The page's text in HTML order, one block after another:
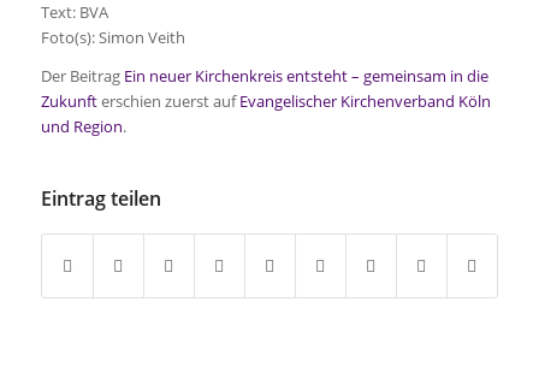
Text: BVA
Foto(s): Simon Veith
Der Beitrag Ein neuer Kirchenkreis entsteht – gemeinsam in die
Zukunfterschien zuerst aufEvangelischer Kirchenverband Köln
und Region.
Eintrag teilen